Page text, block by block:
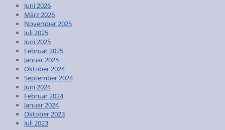
Juni 2026
März 2026
November 2025
Juli 2025
Juni 2025
Februar 2025
Januar 2025
Oktober 2024
September 2024
Juni 2024
Februar 2024
Januar 2024
Oktober 2023
Juli 2023